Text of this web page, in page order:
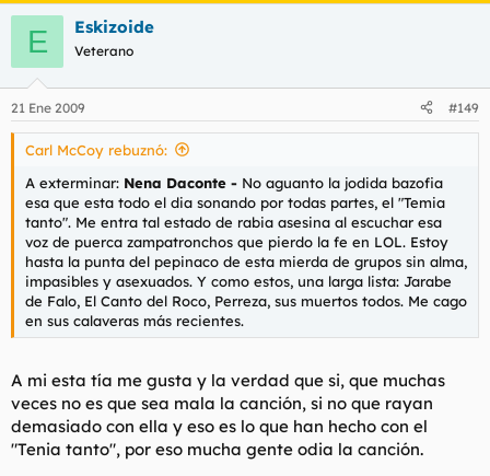
E Eskizoide
Veterano
21 Ene 2009 #149
Carl McCoy rebuznó:
A exterminar: Nena Daconte - No aguanto la jodida bazofia
esa que esta todo el dia sonando por todas partes, el "Temia
tanto". Me entra tal estado de rabia asesina al escuchar esa
voz de puerca zampatronchos que pierdo la fe en LOL. Estoy
hasta la punta del pepinaco de esta mierda de grupos sin alma,
impasibles y asexuados. Y como estos, una larga lista: Jarabe
de Falo, El Canto del Roco, Perreza, sus muertos todos. Me cago
en sus calaveras más recientes.
A mi esta tía me gusta y la verdad que si, que muchas
veces no es que sea mala la canción, si no que rayan
demasiado con ella y eso es lo que han hecho con el
"Tenia tanto", por eso mucha gente odia la canción.